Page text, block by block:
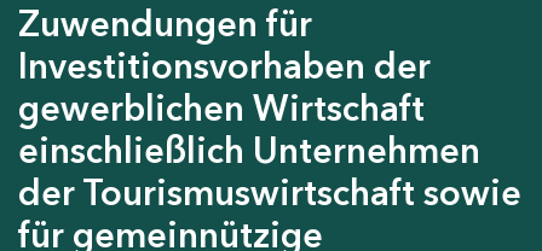
Zuwendungen für
Investitionsvorhaben der
gewerblichen Wirtschaft
einschließlich Unternehmen
der Tourismuswirtschaft sowie
für gemeinnützige